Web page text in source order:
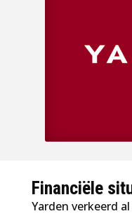
Financiële
Yarden verkeerd